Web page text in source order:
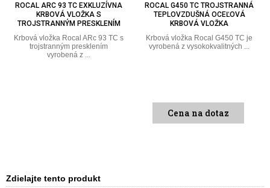
ROCAL ARC 93 TC EXKLUZÍVNA
KRBOVÁ VLOŽKA S
TROJSTRANNÝM PRESKLENÍM
Krbová vložka Rocal ARc 93 TC s
trojstranným presklením
vyrobená z ...
ROCAL G450 TC TROJSTRANNÁ
TEPLOVZDUŠNÁ OCEĽOVÁ
KRBOVÁ VLOŽKA
Krbová vložka Rocal G450 TC je
vyrobená z vysokokvalitných ...
Cena na dotaz
Zdielajte tento produkt